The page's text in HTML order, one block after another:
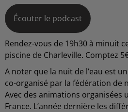
Écouter le podcast
Rendez-vous de 19h30 à minuit
piscine de Charleville. Comptez
A noter que la nuit de l’eau est
co-organisé par la fédération de
Avec des animations organisées
France. L’année dernière les